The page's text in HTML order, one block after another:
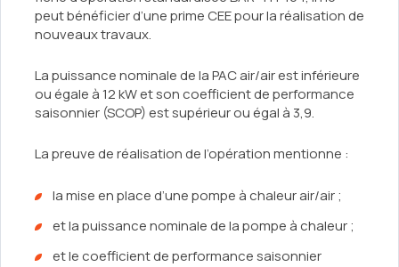
peut bénéficier d’une prime CEE pour la réalisation de
nouveaux travaux.
La puissance nominale de la PAC air/air est inférieure
ou égale à 12 kW et son coefficient de performance
saisonnier (SCOP) est supérieur ou égal à 3,9.
La preuve de réalisation de l’opération mentionne :
la mise en place d’une pompe à chaleur air/air ;
et la puissance nominale de la pompe à chaleur ;
et le coefficient de performance saisonnier